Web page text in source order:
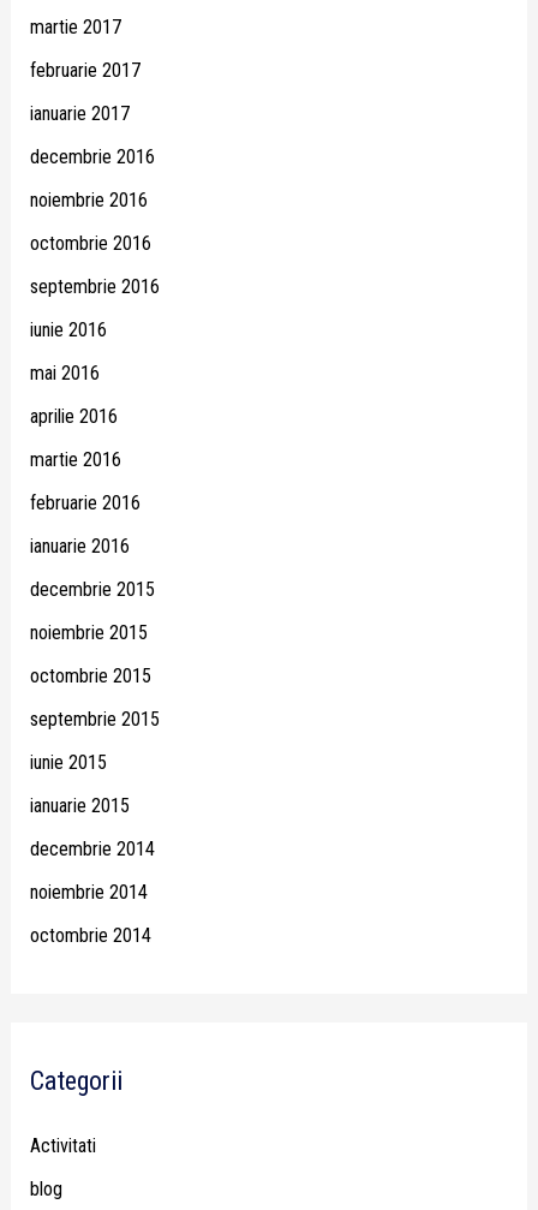
martie 2017
februarie 2017
ianuarie 2017
decembrie 2016
noiembrie 2016
octombrie 2016
septembrie 2016
iunie 2016
mai 2016
aprilie 2016
martie 2016
februarie 2016
ianuarie 2016
decembrie 2015
noiembrie 2015
octombrie 2015
septembrie 2015
iunie 2015
ianuarie 2015
decembrie 2014
noiembrie 2014
octombrie 2014
Categorii
Activitati
blog